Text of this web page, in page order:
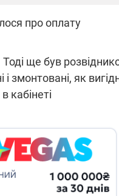
про оплату
ще був
змонтовані, як
кабінеті